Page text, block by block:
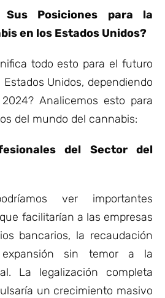
Sus Posiciones para la
en los Estados Unidos?
todo esto para el futuro
Unidos, dependiendo
Analicemos esto para
del mundo del cannabis:
del Sector del
ver importantes
facilitarían a las empresas
bancarios, la recaudación
sin temor a la
La legalización completa
un crecimiento masivo